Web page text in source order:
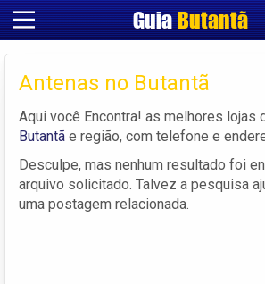
GuiaButantã
Cadastrar
Fazer login
Criar conta
Antenas no Butantã
Aqui você Encontra! as melhores lojas
Butantã e região, com telefone e
Desculpe, mas nenhum resultado foi
arquivo solicitado. Talvez a pesquisa
uma postagem relacionada.